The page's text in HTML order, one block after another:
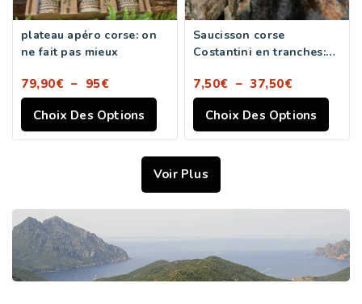
plateau apéro corse: on
ne fait pas mieux
79,90€ – 95€
Choix Des Options
Saucisson corse
Costantini en tranches:
7,50€ – 37,50€
Choix Des Options
Voir Plus